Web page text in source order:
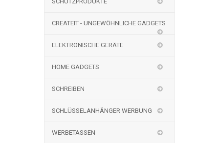
CREATEIT - UNGEWÖHNLICHE GADGETS
ELEKTRONISCHE GERÄTE
HOME GADGETS
SCHREIBEN
SCHLÜSSELANHÄNGER WERBUNG
WERBETASSEN